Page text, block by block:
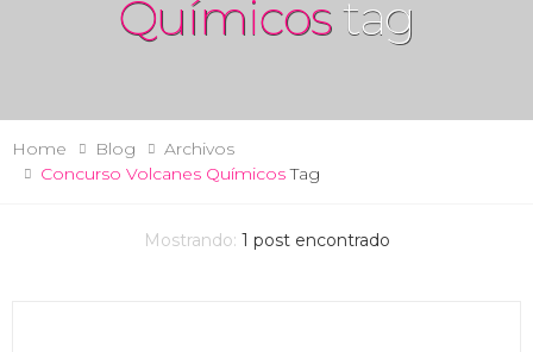
Químicostag
Home Blog
Archivos
Concurso Volcanes QuímicosTag
Mostrando: 1 post encontrado